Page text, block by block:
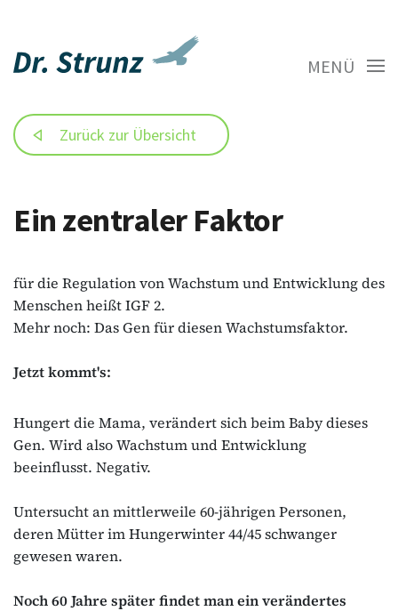
MENÜ
Zurück zur Übersicht
Ein zentraler Faktor
für die Regulation von Wachstum und Entwicklung des
Menschen heißt IGF 2.
Mehr noch: Das Gen für diesen Wachstumsfaktor.
Jetzt kommt's:
Hungert die Mama, verändert sich beim Baby dieses
Gen. Wird also Wachstum und Entwicklung
beeinflusst. Negativ.
Untersucht an mittlerweile 60‐jährigen Personen,
deren Mütter im Hungerwinter 44/45 schwanger
gewesen waren.
Noch 60 Jahre später findet man ein verändertes